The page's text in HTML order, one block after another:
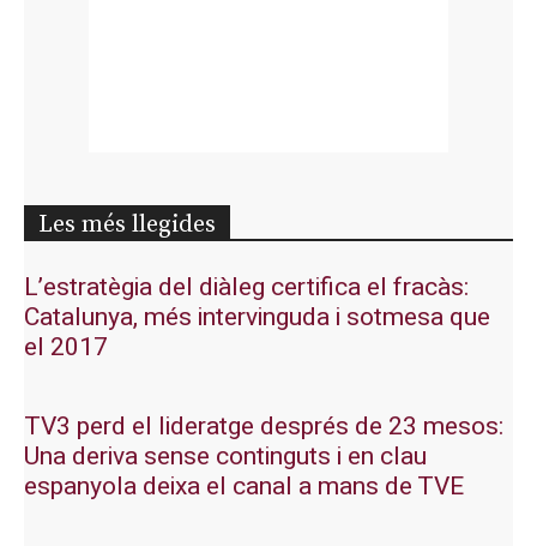
Les més llegides
L’estratègia del diàleg certifica el fracàs:
Catalunya, més intervinguda i sotmesa que
el 2017
TV3 perd el lideratge després de 23 mesos:
Una deriva sense continguts i en clau
espanyola deixa el canal a mans de TVE